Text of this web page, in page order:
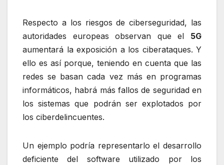
Respecto a los riesgos de ciberseguridad, las
autoridades europeas observan que el 5G
aumentará la exposición a los ciberataques. Y
ello es así porque, teniendo en cuenta que las
redes se basan cada vez más en programas
informáticos, habrá más fallos de seguridad en
los sistemas que podrán ser explotados por
los ciberdelincuentes.
Un ejemplo podría representarlo el desarrollo
deficiente del software utilizado por los